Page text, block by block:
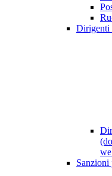
Dirigenti
Sanzioni